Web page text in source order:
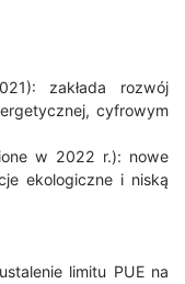
zakłada rozwój
cyfrowym
w 2022 r.): nowe
ekologiczne i niską
limitu PUE na